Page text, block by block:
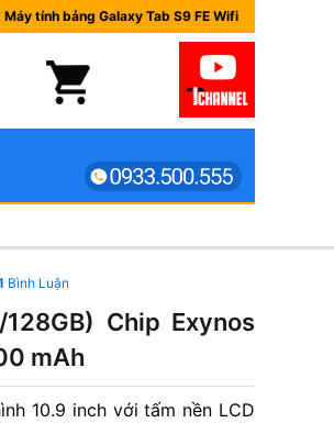
Máy tính bảng Galaxy Tab S9 FE Wifi
Bình Luận
Chip Exynos
mAh
10.9 inch với tấm nền LCD